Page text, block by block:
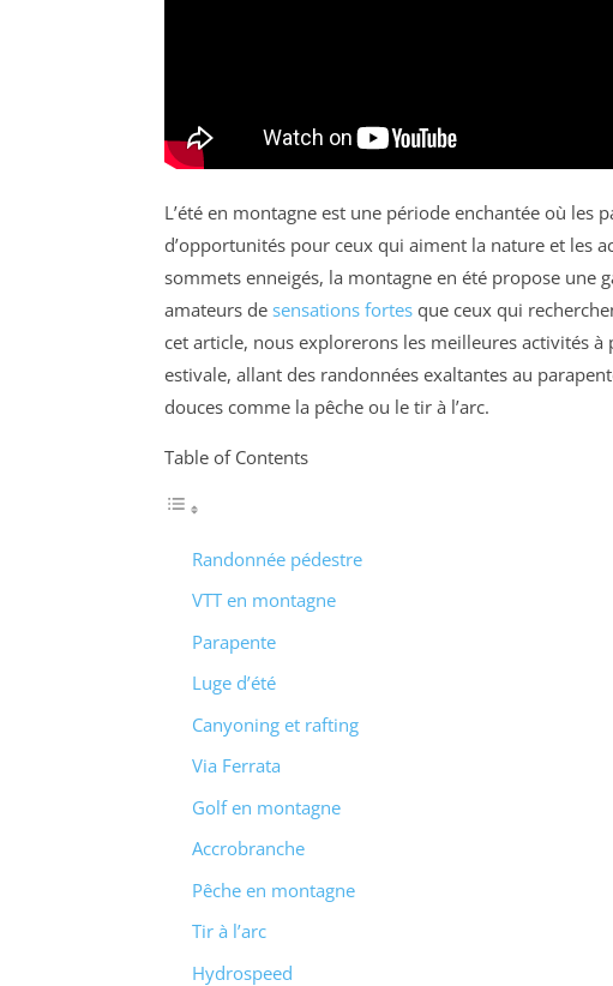
L’été en montagne est une période enchantée où
d’opportunités pour ceux qui aiment la nature et les
sommets enneigés, la montagne en été propose une
amateurs de sensations fortes que ceux qui
cet article, nous explorerons les meilleures activités
estivale, allant des randonnées exaltantes au
douces comme la pêche ou le tir à l’arc.
Table of Contents
Randonnée pédestre
VTT en montagne
Parapente
Luge d’été
Canyoning et rafting
Via Ferrata
Golf en montagne
Accrobranche
Pêche en montagne
Tir à l’arc
Hydrospeed